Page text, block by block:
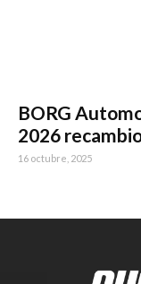
BORG
2026
16 octubre, 2025